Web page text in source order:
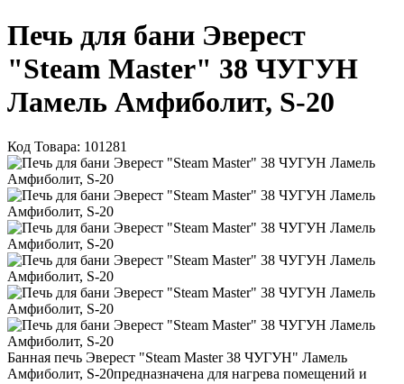
Печь для бани Эверест
"Steam Master" 38 ЧУГУН
Ламель Амфиболит, S-20
Код Товара: 101281
Банная печь Эверест "Steam Master 38 ЧУГУН" Ламель
Амфиболит, S-20предназначена для нагрева помещений и